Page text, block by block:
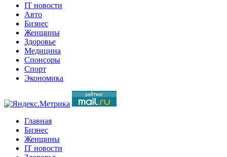
IT новости
Авто
Бизнес
Женщины
Здоровье
Медицина
Спонсоры
Спорт
Экономика
Главная
Бизнес
Женщины
IT новости